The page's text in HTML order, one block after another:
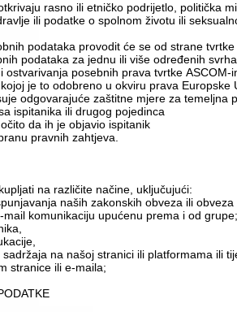
rasno ili etničko podrijetlo, politička
ili podatke o spolnom životu ili
podataka provodit će se od strane
podataka za jednu ili više određenih
posebnih prava tvrtke
je to odobreno u okviru prava
odgovarajuće zaštitne mjere za temeljna
ispitanika ili drugog pojedinca
da ih je objavio ispitanik
pravnih zahtjeva.
na različite načine, uključujući:
naših zakonskih obveza ili
komunikaciju upućenu prema i od grupe;
na našoj stranici ili platformama ili
stranice ili e-maila;